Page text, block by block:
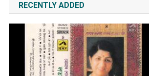
RECENTLY ADDED